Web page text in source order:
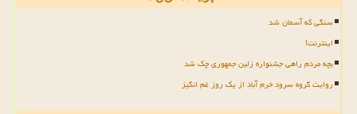
سنگی که آسمان شد
اینترنت!
بچه مردم راهی جشنواره زلین جمهوری چک شد
روایت گروه سرود خرم آباد از یک روز غم انگیز